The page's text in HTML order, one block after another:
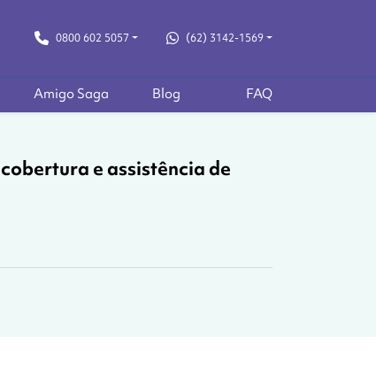
0800 602 5057 (62) 3142-1569
Amigo Saga Blog FAQ
e assistência de